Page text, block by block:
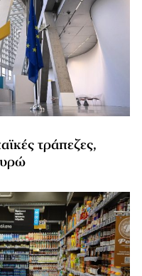
τράπεζες,